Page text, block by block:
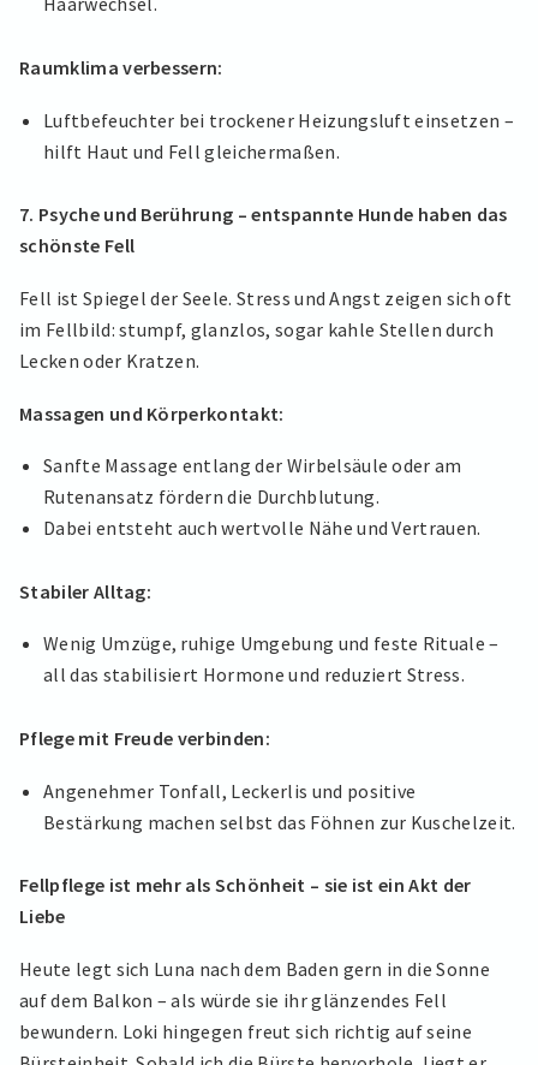
Raumklima verbessern:
Luftbefeuchter bei trockener Heizungsluft einsetzen –
hilft Haut und Fell gleichermaßen.
7. Psyche und Berührung – entspannte Hunde haben das
schönste Fell
Fell ist Spiegel der Seele. Stress und Angst zeigen sich oft
im Fellbild: stumpf, glanzlos, sogar kahle Stellen durch
Lecken oder Kratzen.
Massagen und Körperkontakt:
Sanfte Massage entlang der Wirbelsäule oder am
Rutenansatz fördern die Durchblutung.
Dabei entsteht auch wertvolle Nähe und Vertrauen.
Stabiler Alltag:
Wenig Umzüge, ruhige Umgebung und feste Rituale –
all das stabilisiert Hormone und reduziert Stress.
Pflege mit Freude verbinden:
Angenehmer Tonfall, Leckerlis und positive
Bestärkung machen selbst das Föhnen zur Kuschelzeit.
Fellpflege ist mehr als Schönheit – sie ist ein Akt der
Liebe
Heute legt sich Luna nach dem Baden gern in die Sonne
auf dem Balkon – als würde sie ihr glänzendes Fell
bewundern. Loki hingegen freut sich richtig auf seine